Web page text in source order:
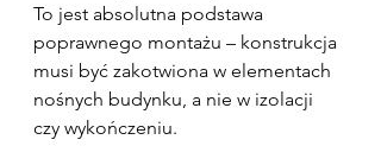
To jest absolutna podstawa
poprawnego montażu – konstrukcja
musi być zakotwiona w elementach
nośnych budynku, a nie w izolacji
czy wykończeniu.